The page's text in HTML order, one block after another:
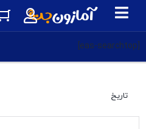
[eas-searchtop]
تاریخ